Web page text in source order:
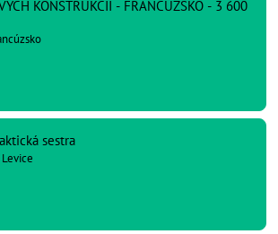
KONŠTRUKCIÍ - FRANCÚZSKO - 3 600
sestra